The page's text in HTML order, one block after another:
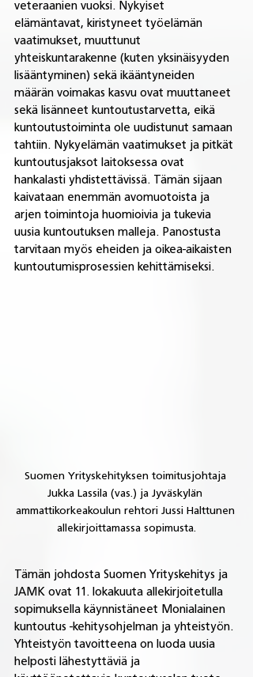
veteraanien vuoksi. Nykyiset
elämäntavat, kiristyneet työelämän
vaatimukset, muuttunut
yhteiskuntarakenne (kuten yksinäisyyden
lisääntyminen) sekä ikääntyneiden
määrän voimakas kasvu ovat muuttaneet
sekä lisänneet kuntoutustarvetta, eikä
kuntoutustoiminta ole uudistunut samaan
tahtiin. Nykyelämän vaatimukset ja pitkät
kuntoutusjaksot laitoksessa ovat
hankalasti yhdistettävissä. Tämän sijaan
kaivataan enemmän avomuotoista ja
arjen toimintoja huomioivia ja tukevia
uusia kuntoutuksen malleja. Panostusta
tarvitaan myös eheiden ja oikea-aikaisten
kuntoutumisprosessien kehittämiseksi.
Suomen Yrityskehityksen toimitusjohtaja
Jukka Lassila (vas.) ja Jyväskylän
ammattikorkeakoulun rehtori Jussi Halttunen
allekirjoittamassa sopimusta.
Tämän johdosta Suomen Yrityskehitys ja
JAMK ovat 11. lokakuuta allekirjoitetulla
sopimuksella käynnistäneet Monialainen
kuntoutus -kehitysohjelman ja yhteistyön.
Yhteistyön tavoitteena on luoda uusia
helposti lähestyttäviä ja